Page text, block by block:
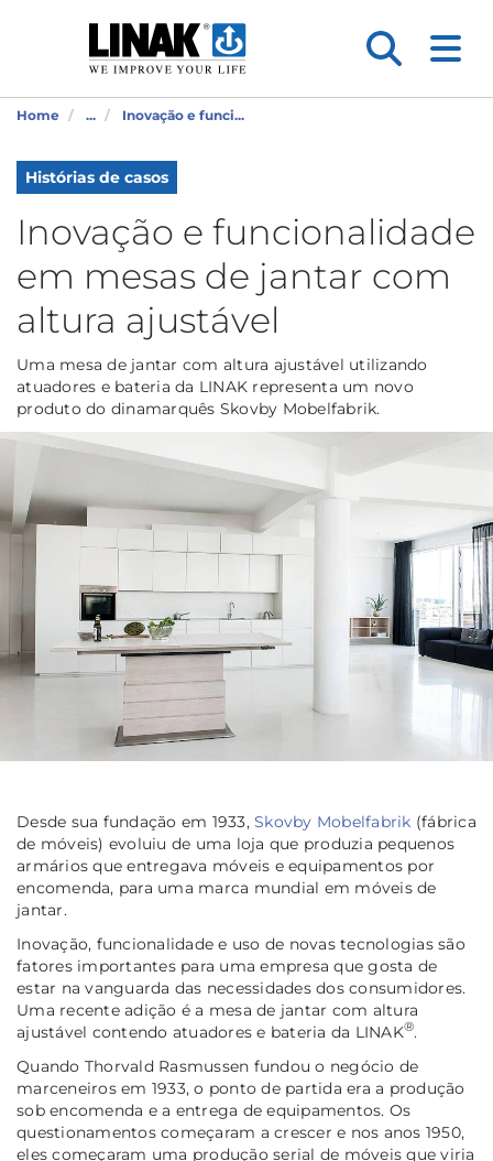
Home ... Inovação e funci...
Histórias de casos
Inovação e funcionalidade
em mesas de jantar com
altura ajustável
Uma mesa de jantar com altura ajustável utilizando
atuadores e bateria da LINAK representa um novo
produto do dinamarquês Skovby Mobelfabrik.
Desde sua fundação em 1933, Skovby Mobelfabrik (fábrica
de móveis) evoluiu de uma loja que produzia pequenos
armários que entregava móveis e equipamentos por
encomenda, para uma marca mundial em móveis de
jantar.
Inovação, funcionalidade e uso de novas tecnologias são
fatores importantes para uma empresa que gosta de
estar na vanguarda das necessidades dos consumidores.
Uma recente adição é a mesa de jantar com altura
ajustável contendo atuadores e bateria da LINAK®.
Quando Thorvald Rasmussen fundou o negócio de
marceneiros em 1933, o ponto de partida era a produção
sob encomenda e a entrega de equipamentos. Os
questionamentos começaram a crescer e nos anos 1950,
eles começaram uma produção serial de móveis que viria